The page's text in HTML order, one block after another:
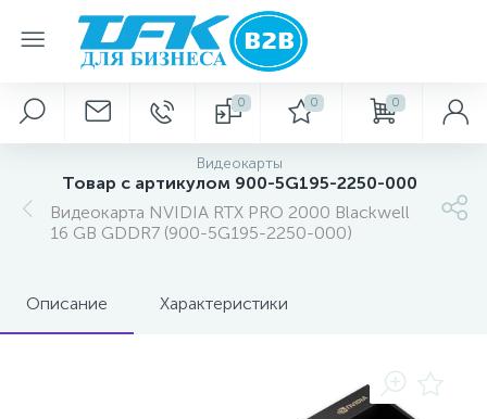
0 0 0
Видеокарты
Товар с артикулом 900-5G195-2250-000
Видеокарта NVIDIA RTX PRO 2000 Blackwell
16 GB GDDR7 (900-5G195-2250-000)
Описание Характеристики